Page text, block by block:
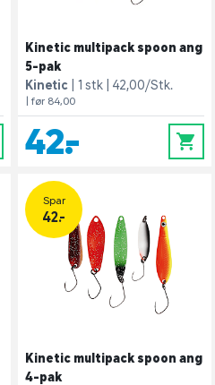
Kinetic multipack spoon ang
5-pak
Kinetic
1 stk 42,00/Stk.
| før 84,00
42,- 0
Spar
42.-
Kinetic multipack spoon ang
4-pak